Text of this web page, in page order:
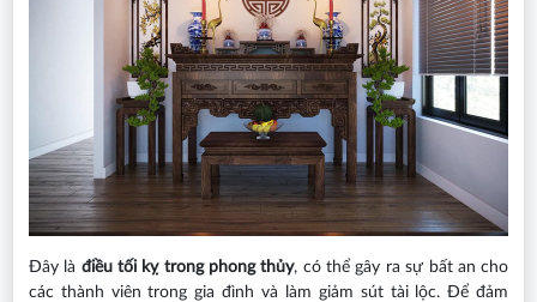
Đây là điều tối kỵ trong phong thủy, có thể gây ra sự bất an cho
các thành viên trong gia đình và làm giảm sút tài lộc. Để đảm